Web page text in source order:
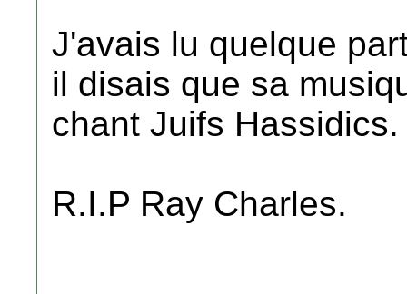
J'avais lu quelque
il disais que sa
chant Juifs Hassidics.
R.I.P Ray Charles.